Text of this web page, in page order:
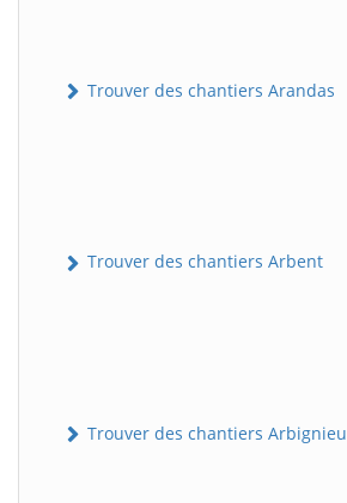
Trouver des chantiers Arandas
Trouver des chantiers Arbent
Trouver des chantiers Arbignieu